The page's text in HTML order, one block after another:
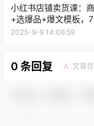
小红书店铺卖货课：
+选爆品+爆文模板，7
月销10万+
2025-9-9 14:06:59
0 条回复 A 文章